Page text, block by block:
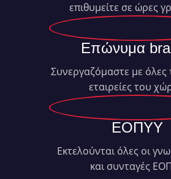
επιθυμείτε σε ώρες
Επώνυμα
Συνεργαζόμαστε με όλες
εταιρείες του
ΕΟΠΥΥ
Εκτελούνται όλες οι
και συνταγές